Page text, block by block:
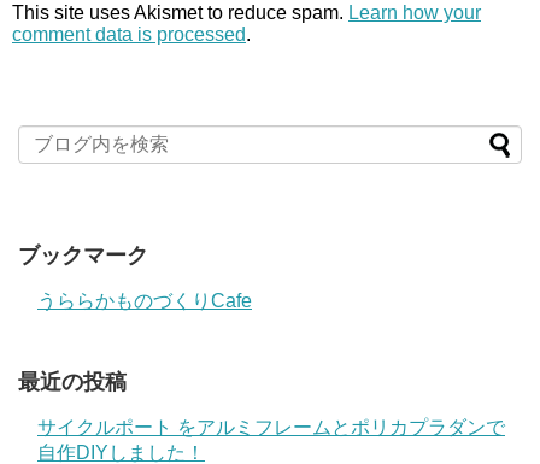
This site uses Akismet to reduce spam. Learn how your
comment data is processed.
ブックマーク
うららかものづくりCafe
最近の投稿
サイクルポート をアルミフレームとポリカプラダンで
自作DIYしました！